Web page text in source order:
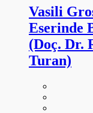
Vasili
Eserinde
(Doç. Dr.
Turan)